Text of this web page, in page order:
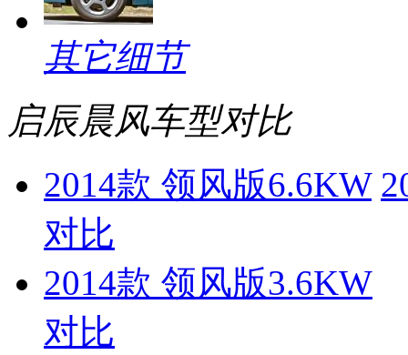
其它细节
启辰晨风车型对比
2014款 领风版6.6KW
对比
2014款 领风版3.6KW
对比